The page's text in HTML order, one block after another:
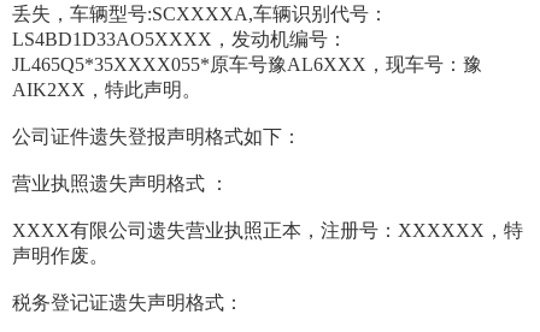
丢失，车辆型号:SCXXXXA,车辆识别代号：
LS4BD1D33AO5XXXX，发动机编号：
JL465Q5*35XXXX055*原车号豫AL6XXX，现车号：豫
AIK2XX，特此声明。
公司证件遗失登报声明格式如下：
营业执照遗失声明格式 ：
XXXX有限公司遗失营业执照正本，注册号：XXXXXX，特
声明作废。
税务登记证遗失声明格式：